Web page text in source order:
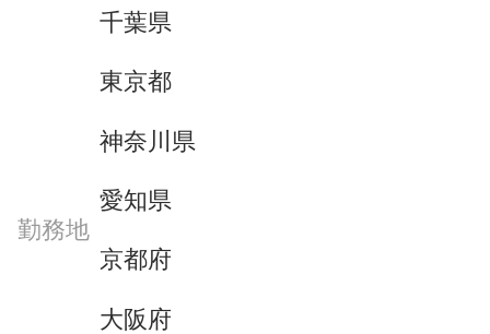
勤務地
千葉県
東京都
神奈川県
愛知県
京都府
大阪府